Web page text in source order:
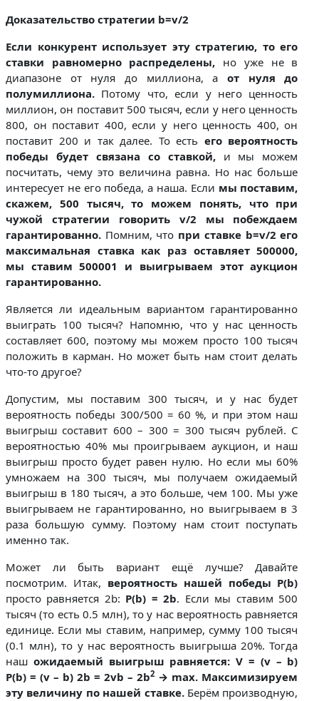
Доказательство стратегии b=v/2
Если конкурент использует эту стратегию, то его
ставки равномерно распределены, но уже не в
диапазоне от нуля до миллиона, аот нуля до
полумиллиона. Потому что, если у него ценность
миллион, он поставит 500 тысяч, если у него ценность
800, он поставит 400, если у него ценность 400, он
поставит 200 и так далее. То есть его вероятность
победы будет связана со ставкой, и мы можем
посчитать, чему это величина равна. Но нас больше
интересует не его победа, а наша. Если мы поставим,
скажем, 500 тысяч, то можем понять, что при
чужой стратегии говорить v/2 мы побеждаем
гарантированно. Помним, что при ставке b=v/2 его
максимальная ставка как раз оставляет 500000,
мы ставим 500001 и выигрываем этот аукцион
гарантированно.
Является ли идеальным вариантом гарантированно
выиграть 100 тысяч? Напомню, что у нас ценность
составляет 600, поэтому мы можем просто 100 тысяч
положить в карман. Но может быть нам стоит делать
что-то другое?
Допустим, мы поставим 300 тысяч, и у нас будет
вероятность победы 300/500 = 60 %, и при этом наш
выигрыш составит 600 – 300 = 300 тысяч рублей. С
вероятностью 40% мы проигрываем аукцион, и наш
выигрыш просто будет равен нулю. Но если мы 60%
умножаем на 300 тысяч, мы получаем ожидаемый
выигрыш в 180 тысяч, а это больше, чем 100. Мы уже
выигрываем не гарантированно, но выигрываем в 3
раза большую сумму. Поэтому нам стоит поступать
именно так.
Может ли быть вариант ещё лучше? Давайте
посмотрим. Итак, вероятность нашей победы P(b)
просто равняется 2b: P(b) = 2b. Если мы ставим 500
тысяч (то есть 0.5 млн), то у нас вероятность равняется
единице. Если мы ставим, например, сумму 100 тысяч
(0.1 млн), то у нас вероятность выигрыша 20%. Тогда
наш ожидаемый выигрыш равняется: V = (v – b)
P(b) = (v – b) 2b = 2vb – 2b2 → max. Максимизируем
эту величину по нашей ставке.Берём производную,